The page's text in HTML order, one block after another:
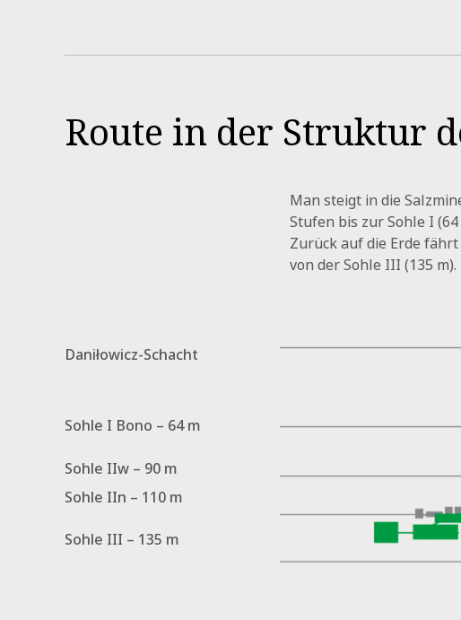
Route in der Struktur
Man steigt in die
Stufen bis zur Sohle I
Zurück auf die Erde
von der Sohle III (135 m).
Daniłowicz-Schacht
Sohle I Bono – 64 m
Sohle IIw – 90 m
Sohle IIn – 110 m
Sohle III – 135 m